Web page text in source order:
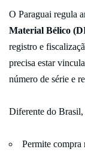
O Paraguai regula
Material Bélico
registro e
precisa estar
número de série e
Diferente do Brasil,
Permite compra